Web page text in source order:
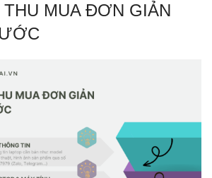
THU MUA ĐƠN GIẢN